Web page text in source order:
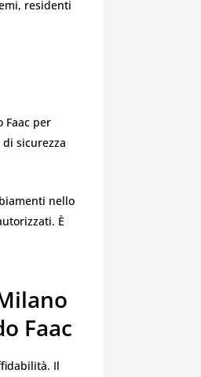
residenti
Faac per
sicurezza
nello
È
Faac
Il